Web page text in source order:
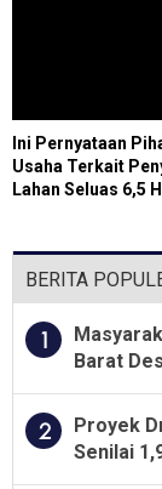
Ini Pernyataan
Usaha Terkait
Lahan Seluas 6,5
Deli Serdang
BERITA
1
Barat
2
Proyek
Senilai